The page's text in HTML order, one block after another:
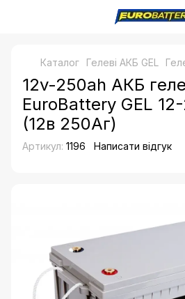
Каталог Гелеві АКБ GEL
12v-250ah АКБ
EuroBattery GEL
(12в 250Аг)
Артикул: 1196 Написати відгук